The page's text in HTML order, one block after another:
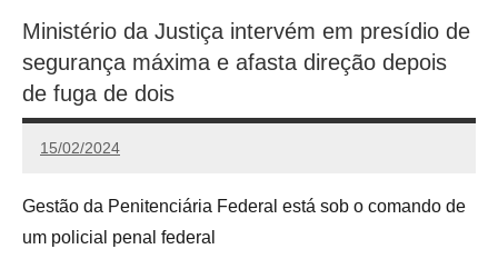
Ministério da Justiça intervém em presídio de
segurança máxima e afasta direção depois
de fuga de dois
15/02/2024
Calango
Gestão da Penitenciária Federal está sob o comando de
um policial penal federal